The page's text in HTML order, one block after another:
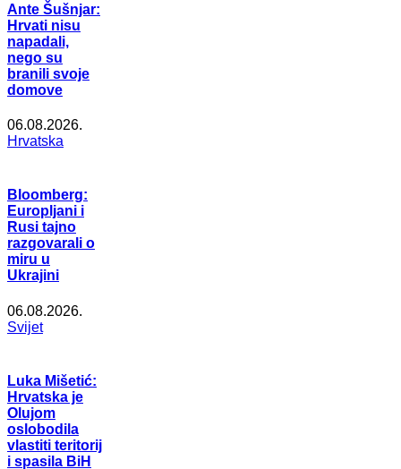
Ante Šušnjar:
Hrvati nisu
napadali,
nego su
branili svoje
domove
06.08.2026.
Hrvatska
Bloomberg:
Europljani i
Rusi tajno
razgovarali o
miru u
Ukrajini
06.08.2026.
Svijet
Luka Mišetić:
Hrvatska je
Olujom
oslobodila
vlastiti teritorij
i spasila BiH